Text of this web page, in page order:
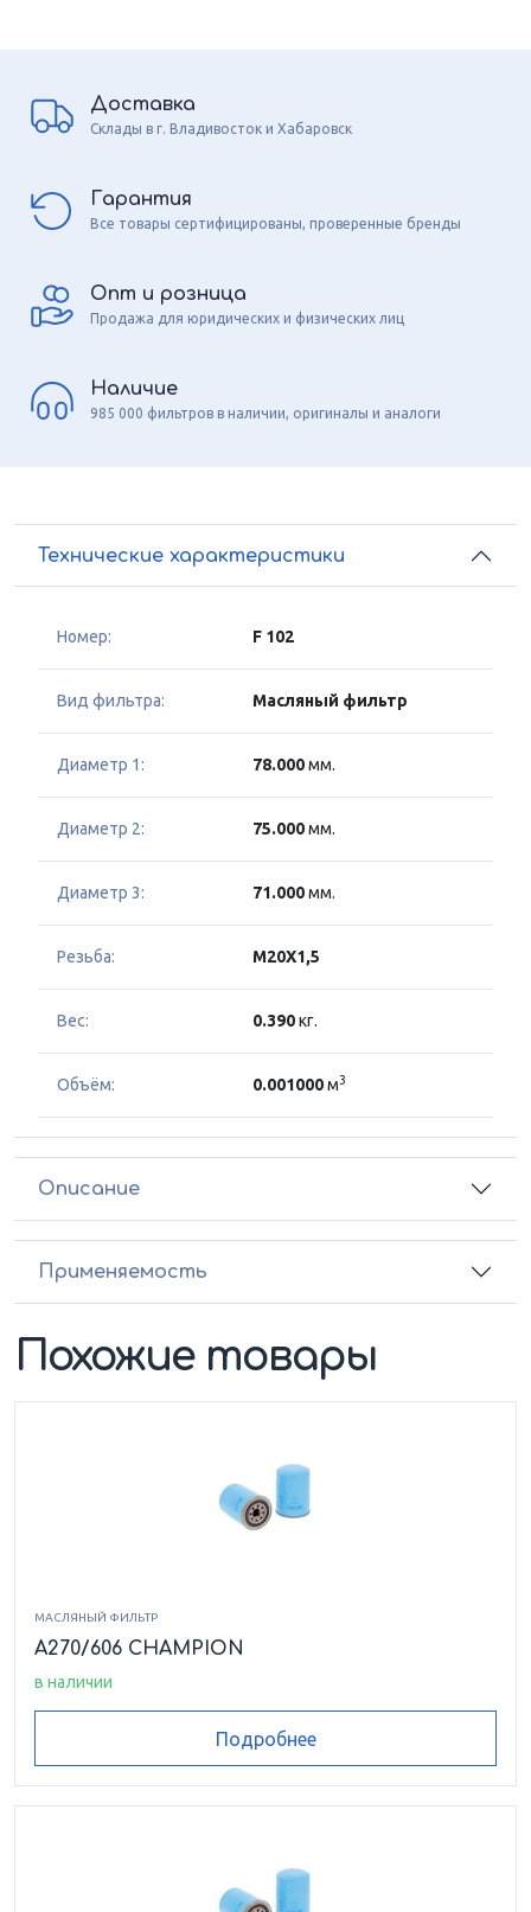
Доставка
Склады в г. Владивосток и Хабаровск
Гарантия
Все товары сертифицированы, проверенные бренды
Опт и розница
Продажа для юридических и физических лиц
Наличие
985 000 фильтров в наличии, оригиналы и аналоги
Технические характеристики
Номер: F 102
Вид фильтра: Масляный фильтр
Диаметр 1: 78.000мм.
Диаметр 2: 75.000мм.
Диаметр 3: 71.000мм.
Резьба: M20X1,5
Вес: 0.390кг.
Объём: 0.001000м3
Описание
Применяемость
Похожие товары
МАСЛЯНЫЙ ФИЛЬТР
A270/606 CHAMPION
в наличии
Подробнее